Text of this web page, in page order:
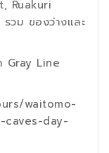
Ruakuri
วม ของว่างและ
Gray Line
waitomo-
day-